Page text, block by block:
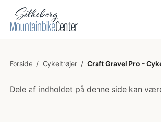
Forside / Cykeltrøjer / Craft Gravel Pro -
Dele af indholdet på denne side kan